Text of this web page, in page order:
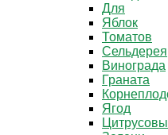
Для
Яблок
Томатов
Cельдерея
Винограда
Граната
Ягод